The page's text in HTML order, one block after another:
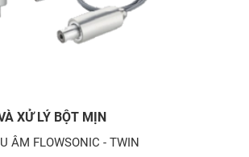
XỬ LÝ BỘT MỊN
ÂM FLOWSONIC - TWIN